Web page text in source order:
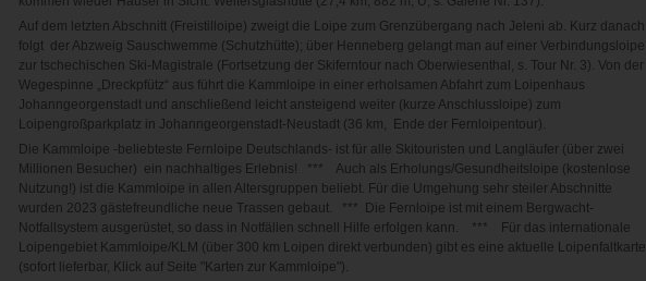
Auf dem letzten Abschnitt (Freistilloipe) zweigt die Loipe zum Grenzübergang nach Jeleni ab. Kurz danach
folgt der Abzweig Sauschwemme (Schutzhütte); über Henneberg gelangt man auf einer Verbindungsloipe
zur tschechischen Ski-Magistrale (Fortsetzung der Skiferntour nach Oberwiesenthal, s. Tour Nr. 3). Von der
Wegespinne „Dreckpfütz“ aus führt die Kammloipe in einer erholsamen Abfahrt zum Loipenhaus
Johanngeorgenstadt und anschließend leicht ansteigend weiter (kurze Anschlussloipe) zum
Loipengroßparkplatz in Johanngeorgenstadt-Neustadt (36 km, Ende der Fernloipentour).
Die Kammloipe -beliebteste Fernloipe Deutschlands- ist für alle Skitouristen und Langläufer (über zwei
Millionen Besucher) ein nachhaltiges Erlebnis! *** Auch als Erholungs/Gesundheitsloipe (kostenlose
Nutzung!) ist die Kammloipe in allen Altersgruppen beliebt. Für die Umgehung sehr steiler Abschnitte
wurden 2023 gästefreundliche neue Trassen gebaut. *** Die Fernloipe ist mit einem Bergwacht-
Notfallsystem ausgerüstet, so dass in Notfällen schnell Hilfe erfolgen kann. *** Für das internationale
Loipengebiet Kammloipe/KLM (über 300 km Loipen direkt verbunden) gibt es eine aktuelle Loipenfaltkarte
(sofort lieferbar, Klick auf Seite "Karten zur Kammloipe").